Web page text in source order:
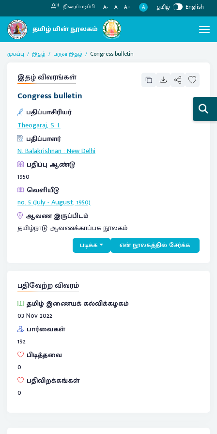
திரைப்படிப்பி A- A A+ A தமிழ் English
முகப்பு இதழ் பருவ இதழ் Congress bulletin
இதழ் விவரங்கள்
Congress bulletin
பதிப்பாசிரியர்
Theogaraj, S. I.
பதிப்பாளர்
N. Balakrishnan:New Delhi
பதிப்பு ஆண்டு
1950
வெளியீடு
no. 5 (July - August, 1950)
ஆவண இருப்பிடம்
தமிழ்நாடு ஆவணக்காப்பக நூலகம்
படிக்க என் நூலகத்தில் சேர்க்க
பதிவேற்ற விவரம்
தமிழ் இணையக் கல்விக்கழகம்
03 Nov 2022
பார்வைகள்
192
பிடித்தவை
0
பதிவிறக்கங்கள்
0